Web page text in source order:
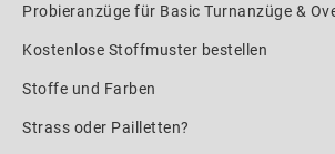
Probieranzüge für Basic Turnanzüge &
Kostenlose Stoffmuster bestellen
Stoffe und Farben
Strass oder Pailletten?